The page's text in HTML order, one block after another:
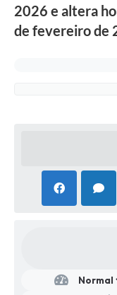
2026 e altera
de fevereiro de